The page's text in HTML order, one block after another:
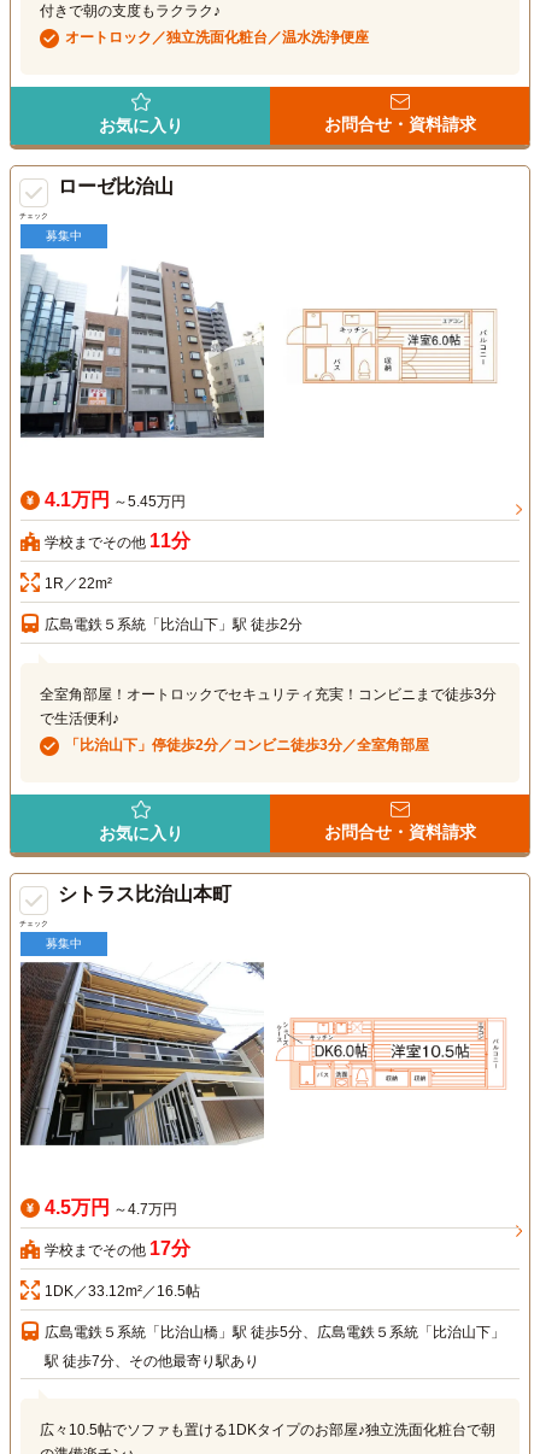
付きで朝の支度もラクラク♪
オートロック／独立洗面化粧台／温水洗浄便座
お気に入り お問合せ・資料請求
チェック
ローゼ比治山
募集中
4.1万円 ～5.45万円
学校までその他 11分
1R／22m²
広島電鉄５系統「比治山下」駅 徒歩2分
全室角部屋！オートロックでセキュリティ充実！コンビニまで徒歩3分
で生活便利♪
「比治山下」停徒歩2分／コンビニ徒歩3分／全室角部屋
お気に入り お問合せ・資料請求
チェック
シトラス比治山本町
募集中
4.5万円 ～4.7万円
学校までその他 17分
1DK／33.12m²／16.5帖
広島電鉄５系統「比治山橋」駅 徒歩5分、広島電鉄５系統「比治山下」
駅 徒歩7分、その他最寄り駅あり
広々10.5帖でソファも置ける1DKタイプのお部屋♪独立洗面化粧台で朝